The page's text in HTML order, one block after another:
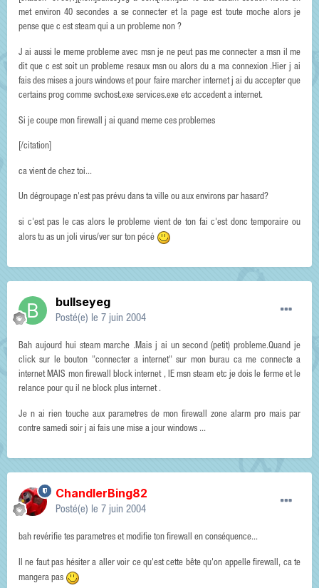
met environ 40 secondes a se connecter et la page est toute moche alors je
pense que c est steam qui a un probleme non ?
J ai aussi le meme probleme avec msn je ne peut pas me connecter a msn il me
dit que c est soit un probleme resaux msn ou alors du a ma connexion .Hier j ai
fais des mises a jours windows et pour faire marcher internet j ai du accepter que
certains prog comme svchost.exe services.exe etc accedent a internet.
Si je coupe mon firewall j ai quand meme ces problemes
[/citation]
ca vient de chez toi...
Un dégroupage n'est pas prévu dans ta ville ou aux environs par hasard?
si c'est pas le cas alors le probleme vient de ton fai c'est donc temporaire ou
alors tu as un joli virus/ver sur ton pécé
bullseyeg
Posté(e) le 7 juin 2004
Bah aujourd hui steam marche .Mais j ai un second (petit) probleme.Quand je
click sur le bouton "connecter a internet" sur mon burau ca me connecte a
internet MAIS mon firewall block internet , IE msn steam etc je dois le ferme et le
relance pour qu il ne block plus internet .
Je n ai rien touche aux parametres de mon firewall zone alarm pro mais par
contre samedi soir j ai fais une mise a jour windows ...
ChandlerBing82
Posté(e) le 7 juin 2004
bah revérifie tes parametres et modifie ton firewall en conséquence...
Il ne faut pas hésiter a aller voir ce qu'est cette bête qu'on appelle firewall, ca te
mangera pas